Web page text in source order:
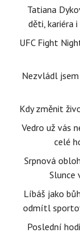
Tatiana
děti, kariéra
UFC Fight
Nezvládl
Kdy změnit
Vedro už vás
celé
Srpnová
Slunce
Líbáš jako
odmítl
Poslední